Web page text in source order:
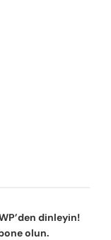
dinleyin!
olun.